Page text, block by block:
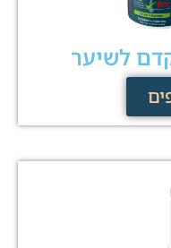
לשיער